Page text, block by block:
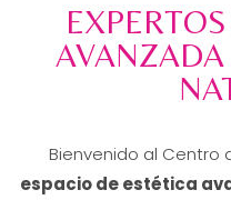
Bienvenido al Centro
espacio de estética